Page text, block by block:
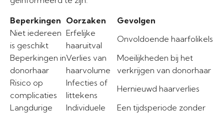
Beperkingen Oorzaken
Gevolgen
Niet iedereen
is geschikt
Erfelijke
haaruitval
Onvoldoende haarfolikels
Beperkingen in
donorhaar
Verlies van
haarvolume
Moeilijkheden bij het
verkrijgen van donorhaar
Risico op
complicaties
Infecties of
littekens
Hernieuwd haarverlies
Langdurige
Individuele
Een tijdsperiode zonder